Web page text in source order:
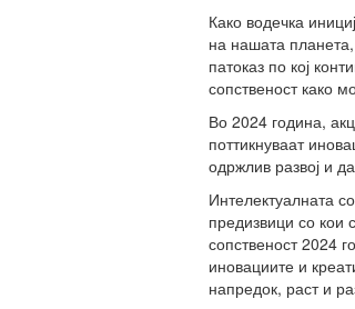
Како водечка
на нашата
патоказ по кој
сопственост како
Во 2024 година,
поттикнуваат
одржлив развој и
Интелектуалната
предизвици со кои
сопственост 2024
иновациите и
напредок, раст и